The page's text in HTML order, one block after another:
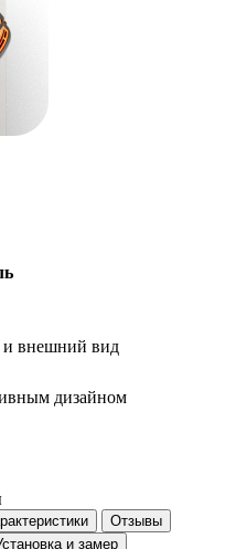
и внешний вид
дизайном
Отзывы
и замер